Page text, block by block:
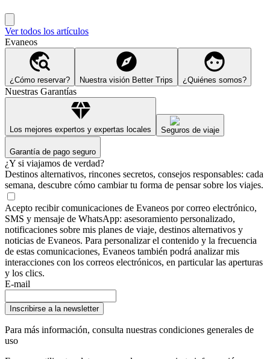
Ver todos los artículos
Evaneos
¿Cómo reservar? Nuestra visión Better Trips ¿Quiénes somos?
Nuestras Garantías
Los mejores expertos y expertas locales Seguros de viaje
Garantía de pago seguro
¿Y si viajamos de verdad?
Destinos alternativos, rincones secretos, consejos responsables: cada
semana, descubre cómo cambiar tu forma de pensar sobre los viajes.
Acepto recibir comunicaciones de Evaneos por correo electrónico,
SMS y mensaje de WhatsApp: asesoramiento personalizado,
notificaciones sobre mis planes de viaje, destinos alternativos y
noticias de Evaneos. Para personalizar el contenido y la frecuencia
de estas comunicaciones, Evaneos también podrá analizar mis
interacciones con los correos electrónicos, en particular las aperturas
y los clics.
E-mail
Inscribirse a la newsletter
Para más información, consulta nuestras condiciones generales de
uso